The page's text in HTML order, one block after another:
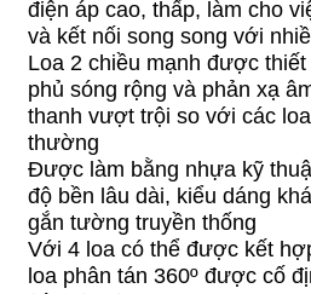
điện áp cao, thấp, làm cho
và kết nối song song với
Loa 2 chiều mạnh được
phủ sóng rộng và phản xạ
thanh vượt trội so với các
thường
Được làm bằng nhựa kỹ
độ bền lâu dài, kiểu dáng
gắn tường truyền thống
Với 4 loa có thể được kết
loa phân tán 360º được cố